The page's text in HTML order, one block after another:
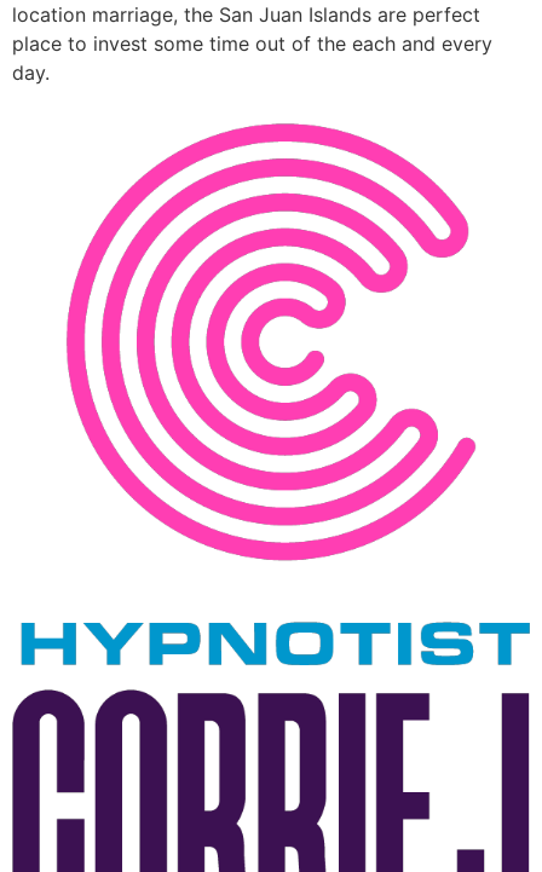
location marriage, the San Juan Islands are perfect
place to invest some time out of the each and every
day.